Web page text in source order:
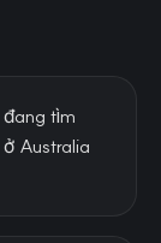
tìm
Australia